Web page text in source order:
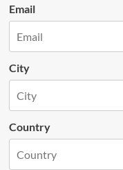
Email
City
Country